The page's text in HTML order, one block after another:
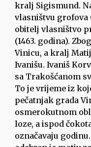
kralj Sigismund.
vlasništvu grofova
obitelj vlasništvo
(1463. godina).
Vinicu, a kralj
Ivanišu. Ivaniš
sa Trakošćanom
To je vrijeme iz
pečatnjak grada
osmerokutnom
loze, a ispod
označavaju